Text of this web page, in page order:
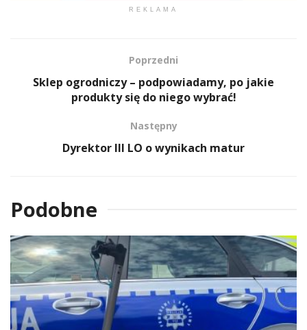
REKLAMA
Poprzedni
Sklep ogrodniczy – podpowiadamy, po jakie
produkty się do niego wybrać!
Następny
Dyrektor III LO o wynikach matur
Podobne